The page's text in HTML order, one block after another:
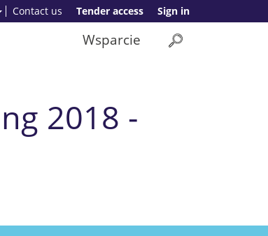
Sign in
Tender access
Contact us
Wsparcie
2018 -